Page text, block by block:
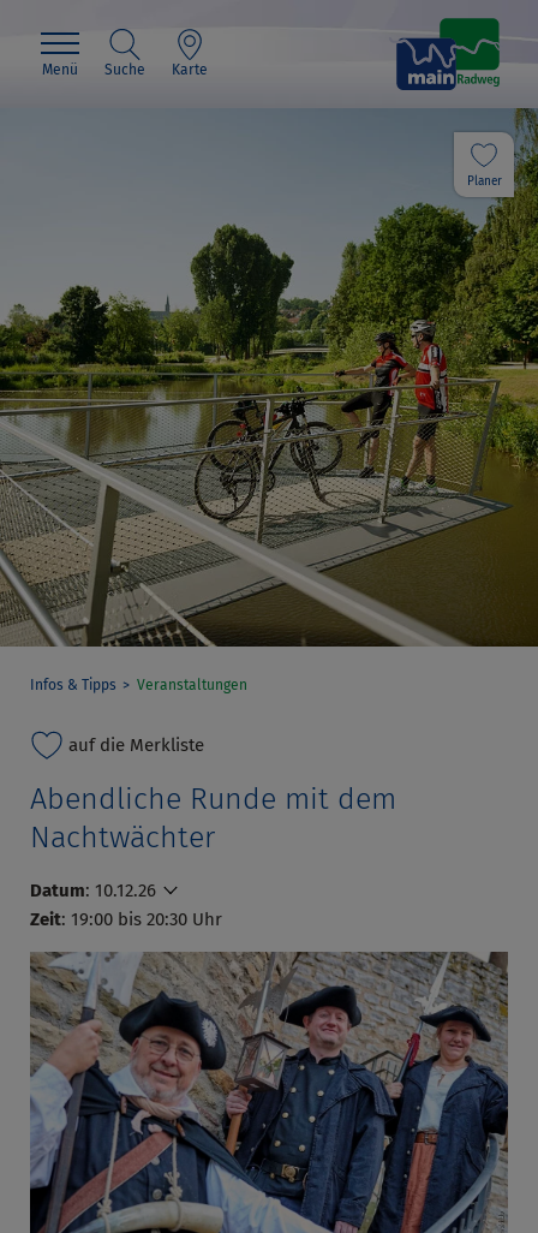
Menü Suche Karte
Planer
Infos & Tipps Veranstaltungen
auf die Merkliste
Abendliche Runde mit dem
Nachtwächter
Datum: 10.12.26
Zeit: 19:00 bis 20:30 Uhr